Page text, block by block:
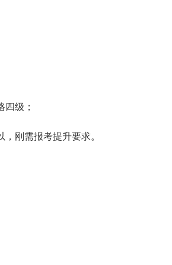
四级；
刚需报考提升要求。